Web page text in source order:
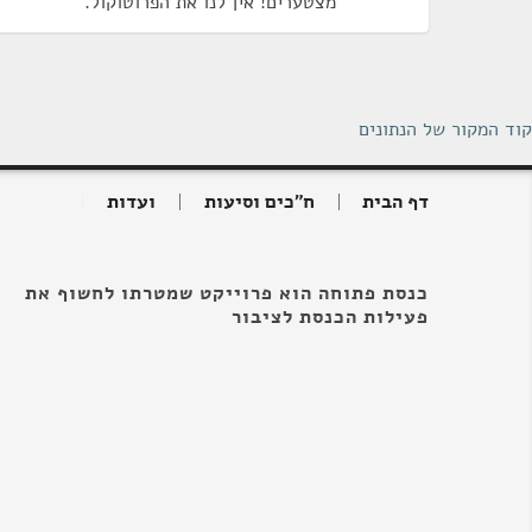
קוד המקור של הנתונים
דף הבית ח"כים וסיעות ועדות
כנסת פתוחה הוא פרוייקט שמטרתו לחשוף את
פעילות הכנסת לציבור